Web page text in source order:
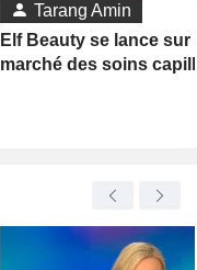
Tarang Amin
Elf Beauty se lance sur
marché des soins